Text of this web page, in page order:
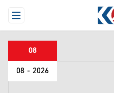
Open Menu
08
08 - 2026